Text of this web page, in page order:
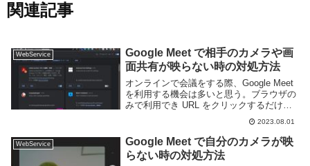
関連記事
WebService
Google Meet で相手のカメラや画
面共有が映らない時の対処方法
オンラインで会議をする際、Google Meet
を利用する機会は多いと思う。ブラウザの
みで利用でき URL をクリックするだけで
会議に参加できる手軽さが魅力のビデオ通
話アプリだ。音声・ビデオだけでなく画面
共有もできる優れものだ。しかし、状...
2023.08.01
WebService
Google Meet で自分のカメラが映
らない時の対処方法